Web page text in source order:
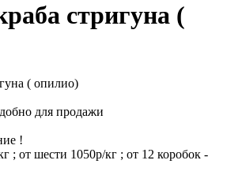
стригуна (
( опилио)
для продажи
!
; от шести 1050р/кг ; от 12 коробок -